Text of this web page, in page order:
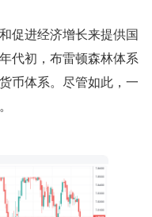
促进经济增长来提供国
代初，布雷顿森林体系
币体系。尽管如此，一